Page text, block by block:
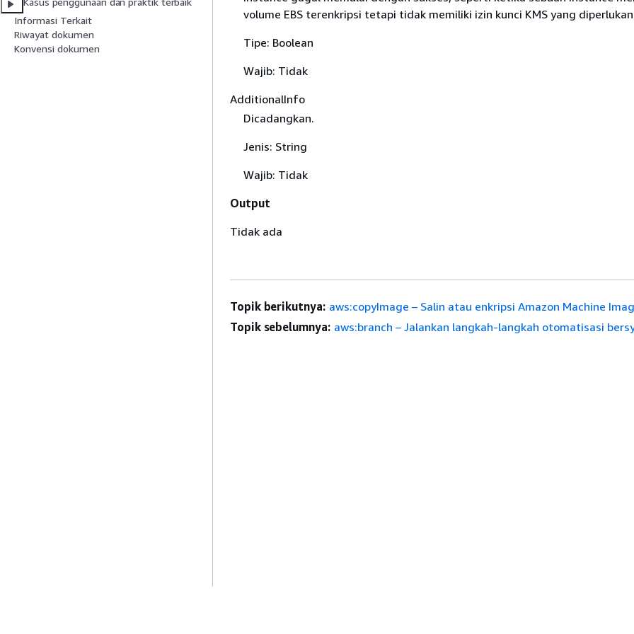
Informasi Terkait
Riwayat dokumen
Konvensi dokumen
volume EBS terenkripsi tetapi tidak memiliki izin kunci KMS yang
Tipe: Boolean
Wajib: Tidak
AdditionalInfo
Dicadangkan.
Jenis: String
Wajib: Tidak
Output
Tidak ada
Topik berikutnya: aws:copyImage – Salin atau enkripsi Amazon Machine
Topik sebelumnya: aws:branch – Jalankan langkah-langkah otomatisasi